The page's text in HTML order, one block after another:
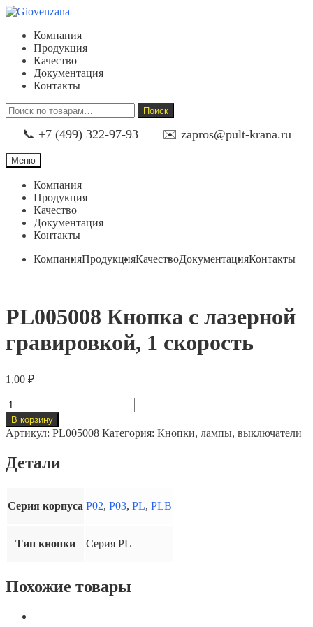
Перейти
навигации
Перейти
содержимому
Компания
Продукция
Качество
Документация
Контакты
Искать:
Поиск
📞 +7 (499) 322-97-93 ✉️ zapros@pult-krana.ru
Меню
Компания
Продукция
Качество
Документация
Контакты
КомпанияПродукцияКачествоДокументацияКонтакты
PL005008 Кнопка с лазерной
гравировкой, 1 скорость
1,00 ₽
Количество
товара
PL005008
Кнопка
лазерной
скорость
В корзину
Артикул: PL005008 Категория: Кнопки, лампы, выключатели
Детали
Серия корпуса P02, P03, PL, PLB
Тип кнопки Серия PL
Похожие товары